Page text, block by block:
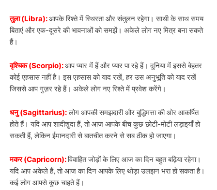
तुला (Libra):आपके रिश्ते में स्थिरता और संतुलन रहेगा। साथी के साथ समय
बिताएं और एक-दूसरे की भावनाओं को समझें। अकेले लोग नए मित्र बना सकते
हैं।
वृश्चिक (Scorpio):आप प्यार में हैं और प्यार पा रहे हैं। दुनिया में इससे बेहतर
कोई एहसास नहीं है। इस एहसास को याद रखें, हर उस अनुभूति को याद रखें
जिससे आप गुज़र रहे हैं। अकेले लोग नए रिश्ते में प्रवेश करेंगे।
धनु (Sagittarius):लोग आपकी समझदारी और बुद्धिमत्ता की ओर आकर्षित
होते हैं। यदि आप शादीशुदा हैं, तो आज आपके बीच कुछ छोटी-मोटी लड़ाइयाँ हो
सकती हैं, लेकिन ईमानदारी से बातचीत करने से सब ठीक हो जाएगा।
मकर (Capricorn):विवाहित जोड़ों के लिए आज का दिन बहुत बढ़िया रहेगा।
यदि आप अकेले हैं, तो आज का दिन आपके लिए थोड़ा उलझन भरा हो सकता है।
कई लोग आपसे कुछ चाहते हैं।